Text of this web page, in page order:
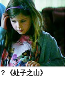
《处子之山》